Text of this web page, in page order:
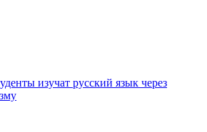
изучат русский язык через